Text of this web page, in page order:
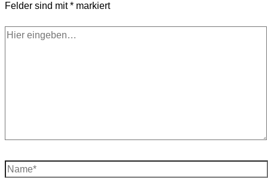
Felder sind mit* markiert
Hier
Name*